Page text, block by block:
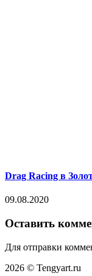
Drag Racing в
09.08.2020
Оставить
Для отправки
2026 © Tengyart.ru